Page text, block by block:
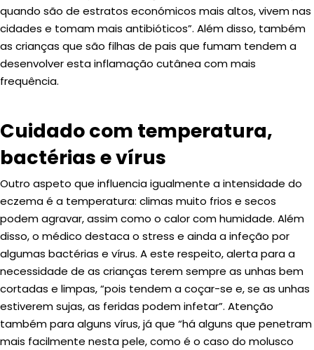
quando são de estratos económicos mais altos, vivem nas
cidades e tomam mais antibióticos”. Além disso, também
as crianças que são filhas de pais que fumam tendem a
desenvolver esta inflamação cutânea com mais
frequência.
Cuidado com temperatura,
bactérias e vírus
Outro aspeto que influencia igualmente a intensidade do
eczema é a temperatura: climas muito frios e secos
podem agravar, assim como o calor com humidade. Além
disso, o médico destaca o stress e ainda a infeção por
algumas bactérias e vírus. A este respeito, alerta para a
necessidade de as crianças terem sempre as unhas bem
cortadas e limpas, “pois tendem a coçar-se e, se as unhas
estiverem sujas, as feridas podem infetar”. Atenção
também para alguns vírus, já que “há alguns que penetram
mais facilmente nesta pele, como é o caso do molusco